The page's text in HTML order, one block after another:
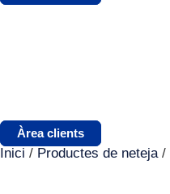
Àrea clients
Inici / Productes de neteja /